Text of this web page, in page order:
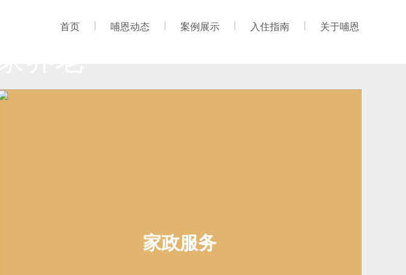
首页 哺恩动态 案例展示 入住指南 关于哺恩
家政服务